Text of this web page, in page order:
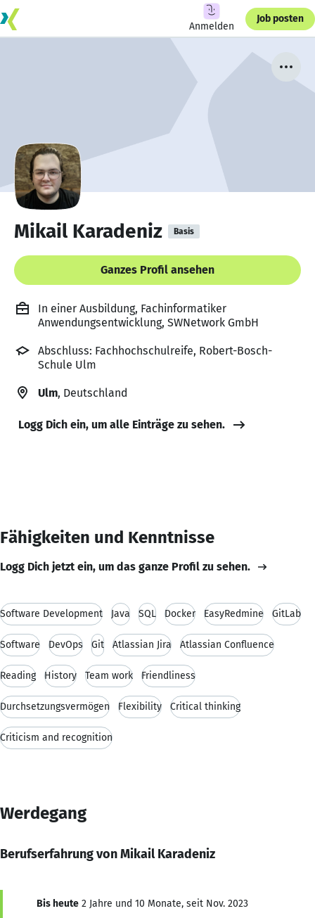
Anmelden
Job posten
Mikail Karadeniz Basis
Ganzes Profil ansehen
In einer Ausbildung, Fachinformatiker
Anwendungsentwicklung, SWNetwork GmbH
Abschluss: Fachhochschulreife, Robert-Bosch-
Schule Ulm
Ulm, Deutschland
Logg Dich ein, um alle Einträge zu sehen.
Fähigkeiten und Kenntnisse
Logg Dich jetzt ein, um das ganze Profil zu sehen.
Software Development Java SQL Docker EasyRedmine GitLab
Software DevOps Git Atlassian Jira Atlassian Confluence
Reading History Team work Friendliness
Durchsetzungsvermögen Flexibility Critical thinking
Criticism and recognition
Werdegang
Berufserfahrung von Mikail Karadeniz
Bis heute 2 Jahre und 10 Monate, seit Nov. 2023